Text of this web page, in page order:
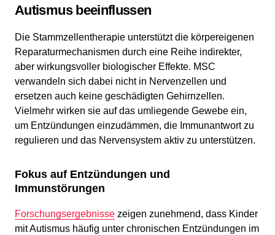
Autismus beeinflussen
Die Stammzellentherapie unterstützt die körpereigenen
Reparaturmechanismen durch eine Reihe indirekter,
aber wirkungsvoller biologischer Effekte. MSC
verwandeln sich dabei nicht in Nervenzellen und
ersetzen auch keine geschädigten Gehirnzellen.
Vielmehr wirken sie auf das umliegende Gewebe ein,
um Entzündungen einzudämmen, die Immunantwort zu
regulieren und das Nervensystem aktiv zu unterstützen.
Fokus auf Entzündungen und
Immunstörungen
Forschungsergebnisse zeigen zunehmend, dass Kinder
mit Autismus häufig unter chronischen Entzündungen im